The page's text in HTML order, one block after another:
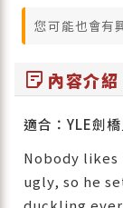
您可能也會有
sticky_note_2 內容介紹
適合：YLE劍
Nobody
ugly, so he